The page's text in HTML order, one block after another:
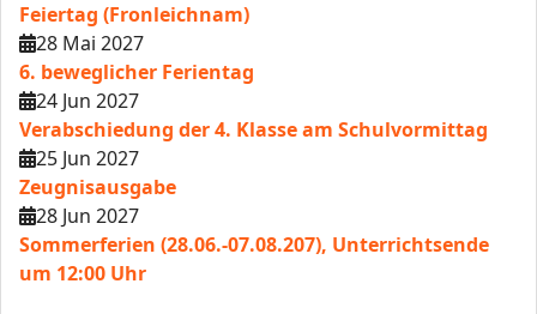
Feiertag (Fronleichnam)
28 Mai 2027
6. beweglicher Ferientag
24 Jun 2027
Verabschiedung der 4. Klasse am Schulvormittag
25 Jun 2027
Zeugnisausgabe
28 Jun 2027
Sommerferien (28.06.-07.08.207), Unterrichtsende
um 12:00 Uhr